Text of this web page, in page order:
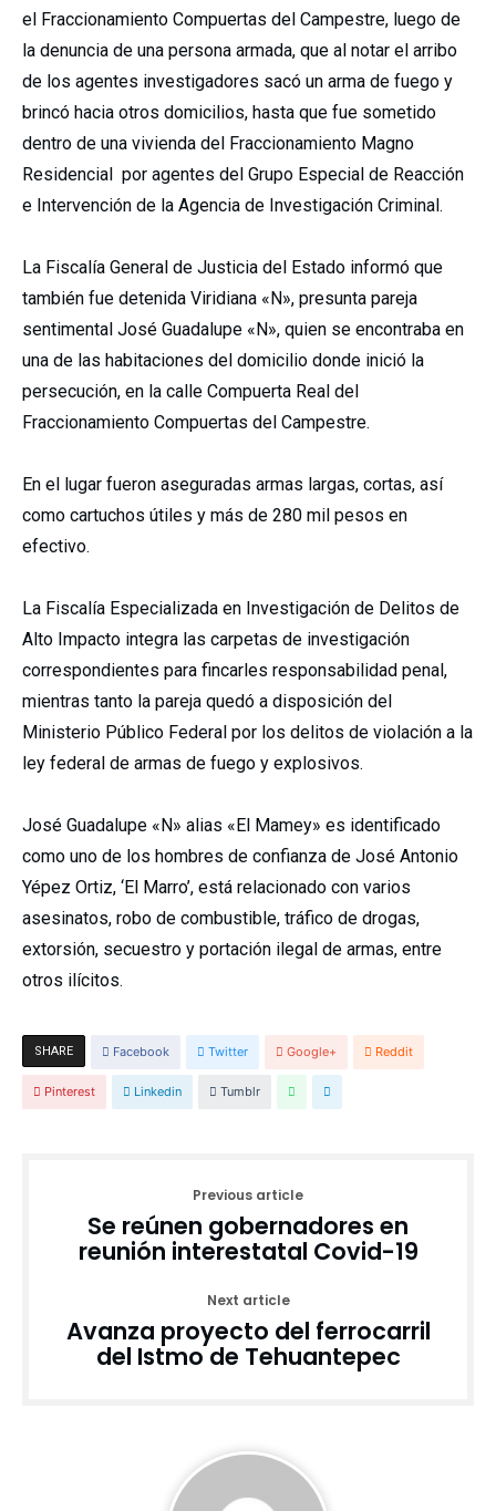
el Fraccionamiento Compuertas del Campestre, luego de
la denuncia de una persona armada, que al notar el arribo
de los agentes investigadores sacó un arma de fuego y
brincó hacia otros domicilios, hasta que fue sometido
dentro de una vivienda del Fraccionamiento Magno
Residencial por agentes del Grupo Especial de Reacción
e Intervención de la Agencia de Investigación Criminal.
La Fiscalía General de Justicia del Estado informó que
también fue detenida Viridiana «N», presunta pareja
sentimental José Guadalupe «N», quien se encontraba en
una de las habitaciones del domicilio donde inició la
persecución, en la calle Compuerta Real del
Fraccionamiento Compuertas del Campestre.
En el lugar fueron aseguradas armas largas, cortas, así
como cartuchos útiles y más de 280 mil pesos en
efectivo.
La Fiscalía Especializada en Investigación de Delitos de
Alto Impacto integra las carpetas de investigación
correspondientes para fincarles responsabilidad penal,
mientras tanto la pareja quedó a disposición del
Ministerio Público Federal por los delitos de violación a la
ley federal de armas de fuego y explosivos.
José Guadalupe «N» alias «El Mamey» es identificado
como uno de los hombres de confianza de José Antonio
Yépez Ortiz, ‘El Marro’, está relacionado con varios
asesinatos, robo de combustible, tráfico de drogas,
extorsión, secuestro y portación ilegal de armas, entre
otros ilícitos.
SHARE Facebook Twitter Google+ Reddit
Pinterest Linkedin Tumblr
Previous article
Se reúnen gobernadores en
reunión interestatal Covid-19
Next article
Avanza proyecto del ferrocarril
del Istmo de Tehuantepec